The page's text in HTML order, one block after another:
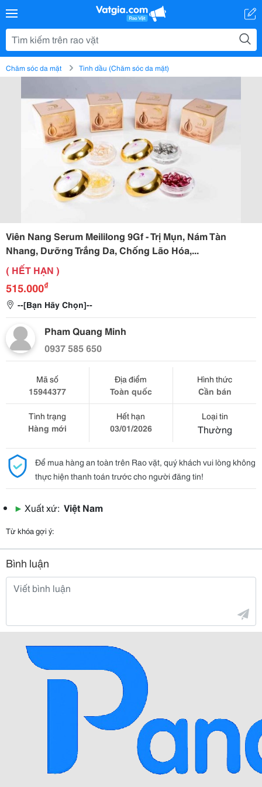
Chăm sóc da mặt Tinh dầu (Chăm sóc da mặt)
Viên Nang Serum Meililong 9Gf - Trị Mụn, Nám Tàn
Nhang, Dưỡng Trắng Da, Chống Lão Hóa,...
( HẾT HẠN )
515.000₫
--[Bạn Hãy Chọn]--
Pham Quang Minh
0937 585 650
Mã số
15944377
Địa điểm
Toàn quốc
Hình thức
Cần bán
Tình trạng
Hàng mới
Hết hạn
03/01/2026
Loại tin
Thường
Để mua hàng an toàn trên Rao vặt, quý khách vui lòng không
thực hiện thanh toán trước cho người đăng tin!
▶ Xuất xứ: Việt Nam
Từ khóa gợi ý:
Bình luận